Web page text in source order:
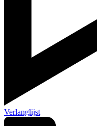
Verlanglijst